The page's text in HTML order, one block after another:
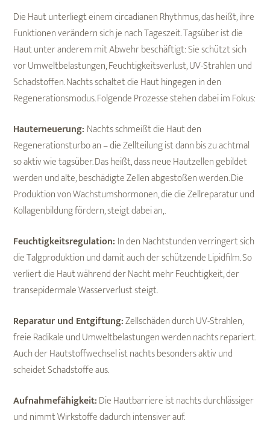
Die Haut unterliegt einem circadianen Rhythmus, das heißt, ihre
Funktionen verändern sich je nach Tageszeit. Tagsüber ist die
Haut unter anderem mit Abwehr beschäftigt: Sie schützt sich
vor Umweltbelastungen, Feuchtigkeitsverlust, UV-Strahlen und
Schadstoffen. Nachts schaltet die Haut hingegen in den
Regenerationsmodus. Folgende Prozesse stehen dabei im Fokus:
Hauterneuerung: Nachts schmeißt die Haut den
Regenerationsturbo an – die Zellteilung ist dann bis zu achtmal
so aktiv wie tagsüber. Das heißt, dass neue Hautzellen gebildet
werden und alte, beschädigte Zellen abgestoßen werden. Die
Produktion von Wachstumshormonen, die die Zellreparatur und
Kollagenbildung fördern, steigt dabei an,.
Feuchtigkeitsregulation: In den Nachtstunden verringert sich
die Talgproduktion und damit auch der schützende Lipidfilm. So
verliert die Haut während der Nacht mehr Feuchtigkeit, der
transepidermale Wasserverlust steigt.
Reparatur und Entgiftung:Zellschäden durch UV-Strahlen,
freie Radikale und Umweltbelastungen werden nachts repariert.
Auch der Hautstoffwechsel ist nachts besonders aktiv und
scheidet Schadstoffe aus.
Aufnahmefähigkeit:Die Hautbarriere ist nachts durchlässiger
und nimmt Wirkstoffe dadurch intensiver auf.